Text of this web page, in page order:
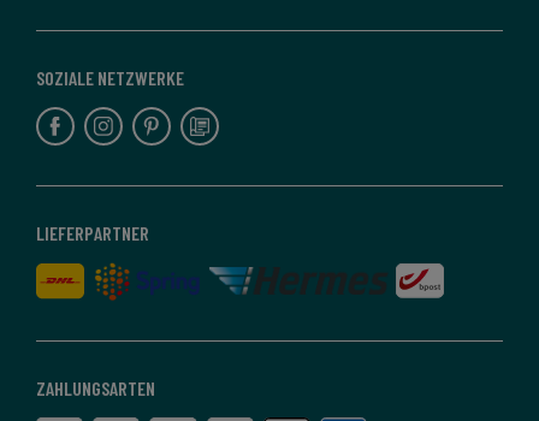
ZAHLUNGSARTEN
LIEFERPARTNER
SOZIALE NETZWERKE